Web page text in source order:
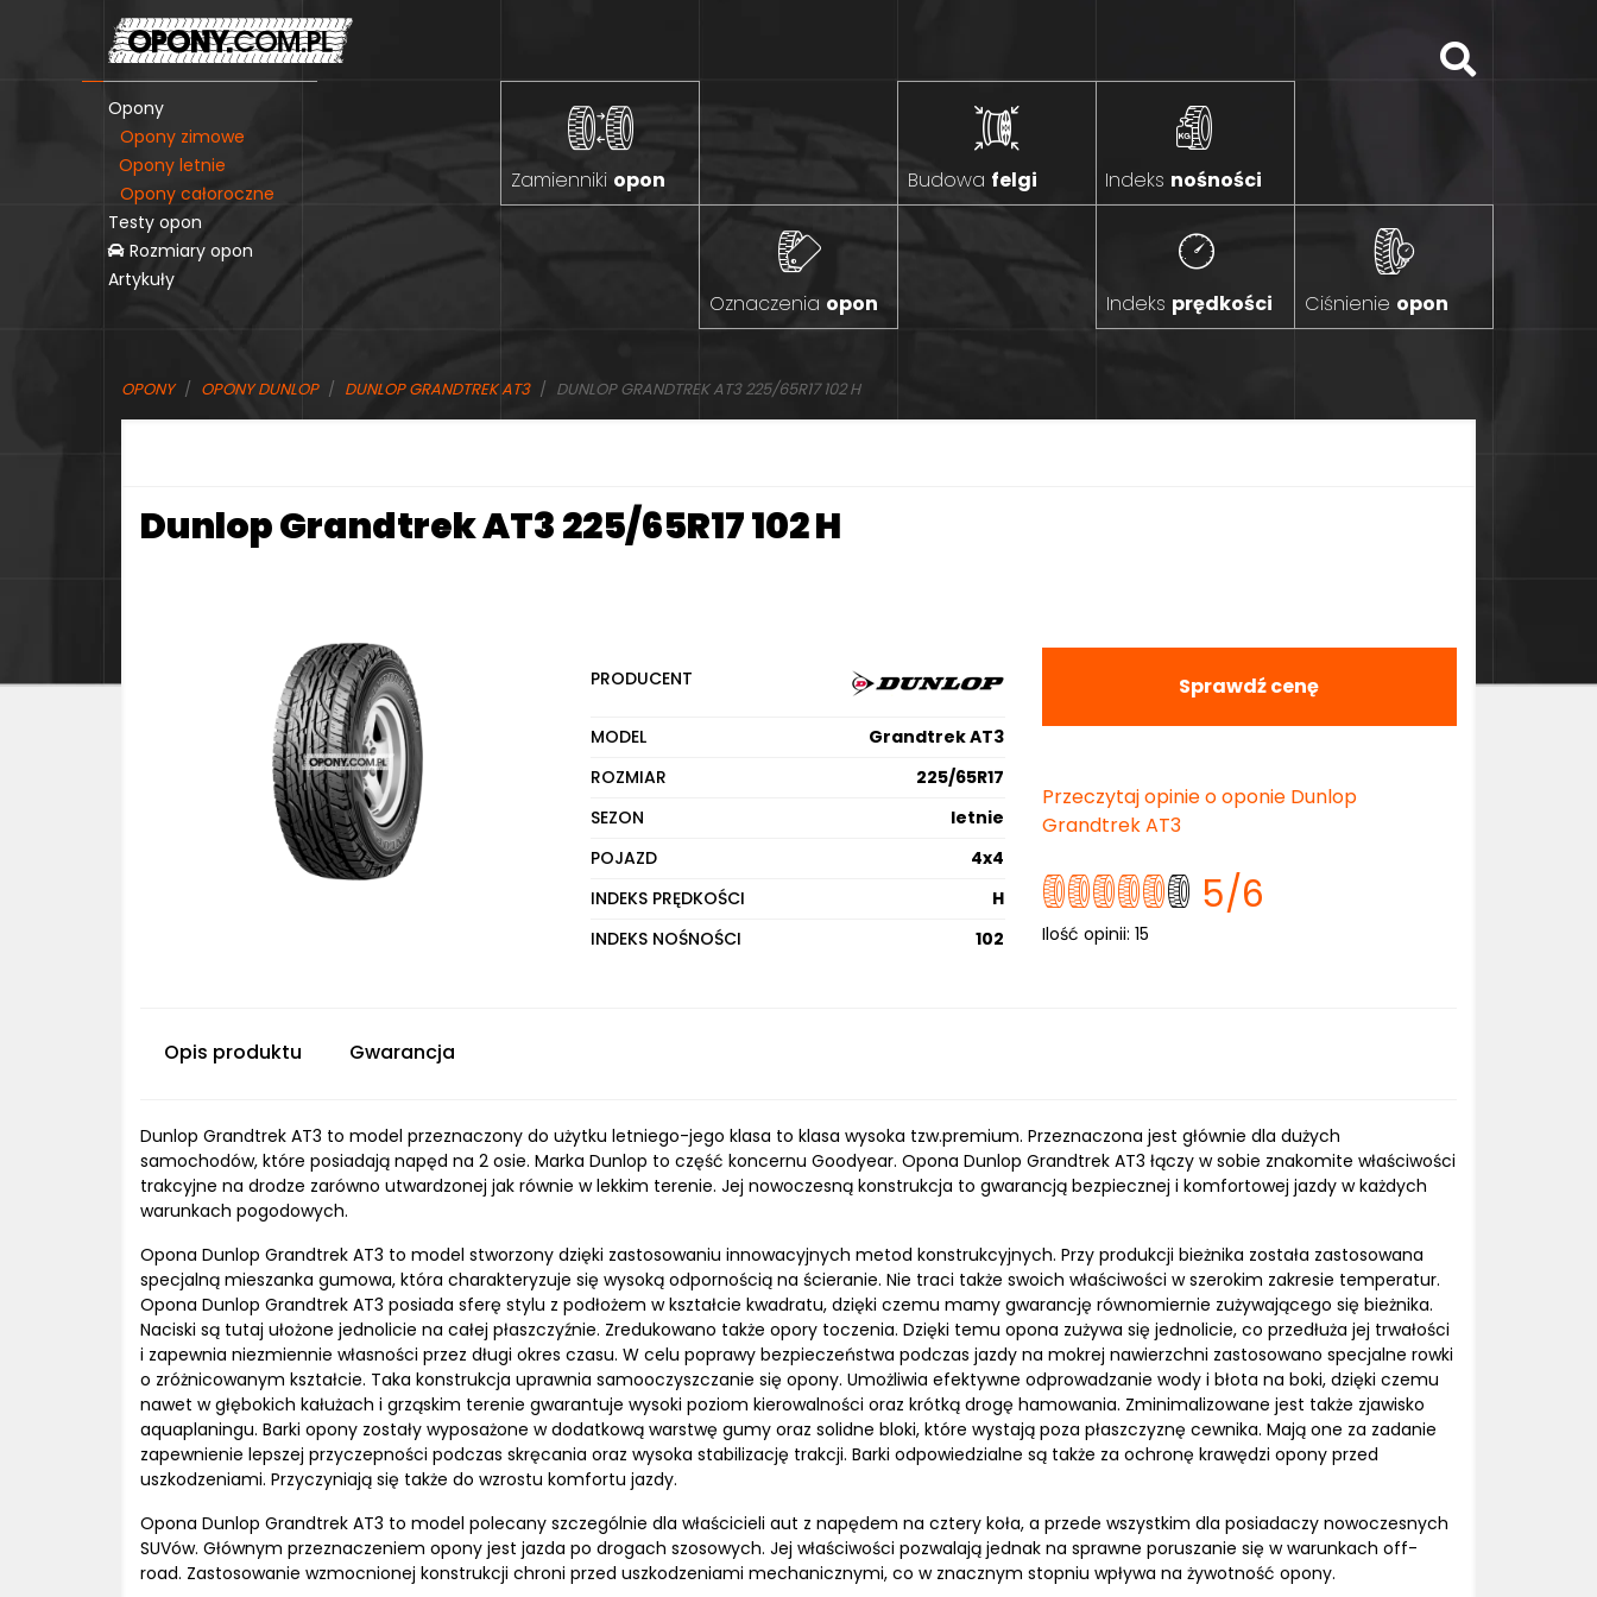
Opony
Opony zimowe
Opony letnie
Opony całoroczne
Testy opon
Rozmiary opon
Artykuły
Zamienniki opon Budowa felgi Indeks nośności
Indeks prędkości Ciśnienie opon
Oznaczenia opon
OPONY OPONY DUNLOP DUNLOP GRANDTREK AT3 DUNLOP GRANDTREK AT3 225/65R17 102 H
Dunlop Grandtrek AT3 225/65R17 102 H
PRODUCENT
MODEL
Grandtrek AT3
ROZMIAR
225/65R17
SEZON
letnie
POJAZD
4x4
INDEKS PRĘDKOŚCI
H
INDEKS NOŚNOŚCI
102
Sprawdź cenę
Przeczytaj opinie o oponie Dunlop
Grandtrek AT3
5/6
Ilość opinii: 15
Opis produktu Gwarancja
Dunlop Grandtrek AT3 to model przeznaczony do użytku letniego-jego klasa to klasa wysoka tzw.premium. Przeznaczona jest głównie dla dużych
samochodów, które posiadają napęd na 2 osie. Marka Dunlop to część koncernu Goodyear. Opona Dunlop Grandtrek AT3 łączy w sobie znakomite właściwości
trakcyjne na drodze zarówno utwardzonej jak równie w lekkim terenie. Jej nowoczesną konstrukcja to gwarancją bezpiecznej i komfortowej jazdy w każdych
warunkach pogodowych.
Opona Dunlop Grandtrek AT3 to model stworzony dzięki zastosowaniu innowacyjnych metod konstrukcyjnych. Przy produkcji bieżnika została zastosowana
specjalną mieszanka gumowa, która charakteryzuje się wysoką odpornością na ścieranie. Nie traci także swoich właściwości w szerokim zakresie temperatur.
Opona Dunlop Grandtrek AT3 posiada sferę stylu z podłożem w kształcie kwadratu, dzięki czemu mamy gwarancję równomiernie zużywającego się bieżnika.
Naciski są tutaj ułożone jednolicie na całej płaszczyźnie. Zredukowano także opory toczenia. Dzięki temu opona zużywa się jednolicie, co przedłuża jej trwałości
i zapewnia niezmiennie własności przez długi okres czasu. W celu poprawy bezpieczeństwa podczas jazdy na mokrej nawierzchni zastosowano specjalne rowki
o zróżnicowanym kształcie. Taka konstrukcja uprawnia samooczyszczanie się opony. Umożliwia efektywne odprowadzanie wody i błota na boki, dzięki czemu
nawet w głębokich kałużach i grząskim terenie gwarantuje wysoki poziom kierowalności oraz krótką drogę hamowania. Zminimalizowane jest także zjawisko
aquaplaningu. Barki opony zostały wyposażone w dodatkową warstwę gumy oraz solidne bloki, które wystają poza płaszczyznę cewnika. Mają one za zadanie
zapewnienie lepszej przyczepności podczas skręcania oraz wysoka stabilizację trakcji. Barki odpowiedzialne są także za ochronę krawędzi opony przed
uszkodzeniami. Przyczyniają się także do wzrostu komfortu jazdy.
Opona Dunlop Grandtrek AT3 to model polecany szczególnie dla właścicieli aut z napędem na cztery koła, a przede wszystkim dla posiadaczy nowoczesnych
SUVów. Głównym przeznaczeniem opony jest jazda po drogach szosowych. Jej właściwości pozwalają jednak na sprawne poruszanie się w warunkach off-
road. Zastosowanie wzmocnionej konstrukcji chroni przed uszkodzeniami mechanicznymi, co w znacznym stopniu wpływa na żywotność opony.